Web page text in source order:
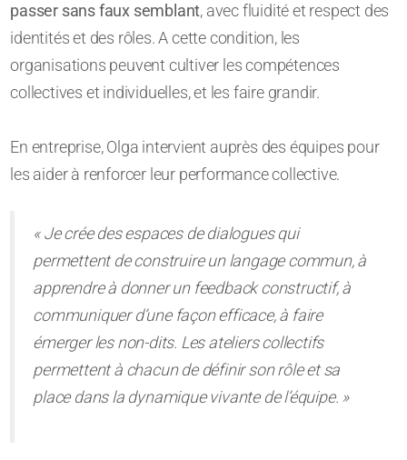
passer sans faux semblant, avec fluidité et respect des
identités et des rôles. A cette condition, les
organisations peuvent cultiver les compétences
collectives et individuelles, et les faire grandir.
En entreprise, Olga intervient auprès des équipes pour
les aider à renforcer leur performance collective.
« Je crée des espaces de dialogues qui
permettent de construire un langage commun, à
apprendre à donner un feedback constructif, à
communiquer d’une façon efficace, à faire
émerger les non-dits. Les ateliers collectifs
permettent à chacun de définir son rôle et sa
place dans la dynamique vivante de l’équipe. »